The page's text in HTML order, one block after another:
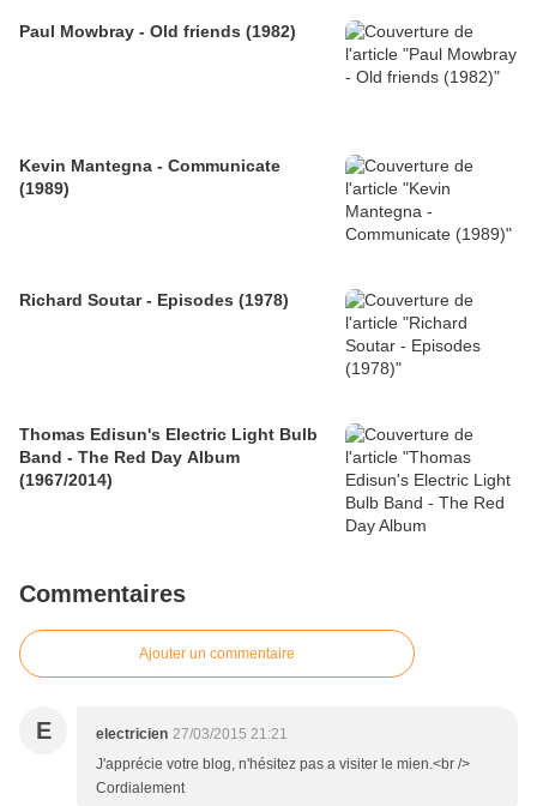
Paul Mowbray - Old friends (1982)
Kevin Mantegna - Communicate
(1989)
Richard Soutar - Episodes (1978)
Thomas Edisun's Electric Light Bulb
Band - The Red Day Album
(1967/2014)
Commentaires
Ajouter un commentaire
E electricien 27/03/2015 21:21
J'apprécie votre blog, n'hésitez pas a visiter le mien.<br />
Cordialement